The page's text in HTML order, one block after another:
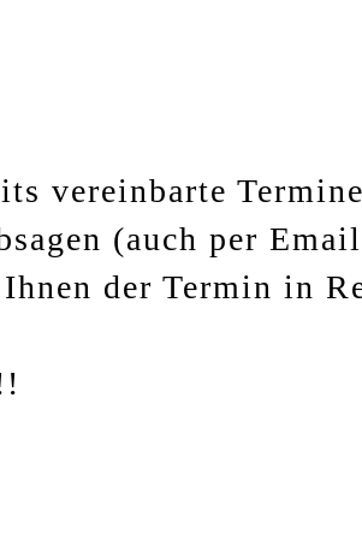
vereinbarte
(auch per
der Termin in